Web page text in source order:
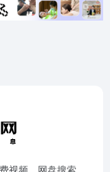
视频、网盘搜索、